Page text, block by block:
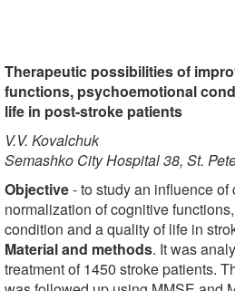
Therapeutic possibilities of
functions, psychoemotional
life in post-stroke patients
V.V. Kovalchuk
Semashko City Hospital 38, St.
Objective- to study an influence of
normalization of cognitive
condition and a quality of life in
Material and methods. It was
treatment of 1450 stroke patients.